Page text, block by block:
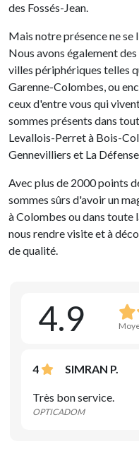
des Fossés-Jean.
Mais notre présence ne se
Nous avons également
villes périphériques telles
Garenne-Colombes, ou
ceux d'entre vous qui
sommes présents dans
Levallois-Perret à Bois-
Gennevilliers et La
Avec plus de 2000 points
sommes sûrs d'avoir un
à Colombes ou dans
nous rendre visite et à
de qualité.
4.9
4 SIMRAN P.
Très bon service.
OPTICADOM